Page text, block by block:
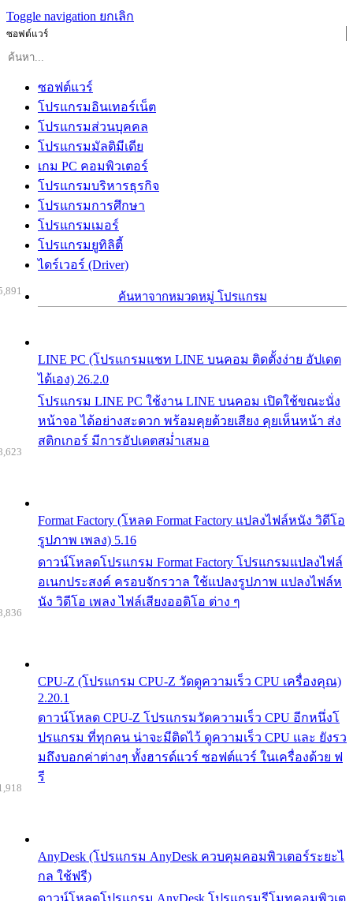
Toggle navigation ยกเลิก
ซอฟต์แวร์
ซอฟต์แวร์
โปรแกรมอินเทอร์เน็ต
โปรแกรมส่วนบุคคล
โปรแกรมมัลติมีเดีย
เกม PC คอมพิวเตอร์
โปรแกรมบริหารธุรกิจ
โปรแกรมการศึกษา
โปรแกรมเมอร์
โปรแกรมยูทิลิตี้
ไดร์เวอร์ (Driver)
ค้นหาจากหมวดหมู่ โปรแกรม
LINE PC (โปรแกรมแชท LINE บนคอม ติดตั้งง่าย อัปเดต
ได้เอง) 26.2.0
โปรแกรม LINE PC ใช้งาน LINE บนคอม เปิดใช้ขณะนั่ง
หน้าจอ ได้อย่างสะดวก พร้อมคุยด้วยเสียง คุยเห็นหน้า ส่ง
สติกเกอร์ มีการอัปเดตสม่ำเสมอ
Format Factory (โหลด Format Factory แปลงไฟล์หนัง วิดีโอ
รูปภาพ เพลง) 5.16
ดาวน์โหลดโปรแกรม Format Factory โปรแกรมแปลงไฟล์
อเนกประสงค์ ครอบจักรวาล ใช้แปลงรูปภาพ แปลงไฟล์ห
นัง วิดีโอ เพลง ไฟล์เสียงออดิโอ ต่าง ๆ
CPU-Z (โปรแกรม CPU-Z วัดดูความเร็ว CPU เครื่องคุณ)
2.20.1
ดาวน์โหลด CPU-Z โปรแกรมวัดความเร็ว CPU อีกหนึ่งโ
ปรแกรม ที่ทุกคน น่าจะมีติดไว้ ดูความเร็ว CPU และ ยังรว
มถึงบอกค่าต่างๆ ทั้งฮารด์แวร์ ซอฟต์แวร์ ในเครื่องด้วย ฟ
รี
AnyDesk (โปรแกรม AnyDesk ควบคุมคอมพิวเตอร์ระยะไ
กล ใช้ฟรี)
ดาวน์โหลดโปรแกรม AnyDesk โปรแกรมรีโมทคอมพิวเต